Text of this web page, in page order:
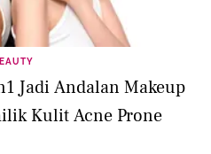
Jadi Andalan Makeup
Kulit Acne Prone